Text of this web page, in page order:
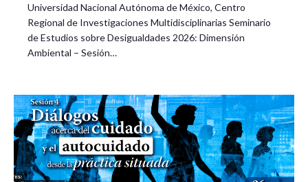
Universidad Nacional Autónoma de México, Centro
Regional de Investigaciones Multidisciplinarias Seminario
de Estudios sobre Desigualdades 2026: Dimensión
Ambiental – Sesión…